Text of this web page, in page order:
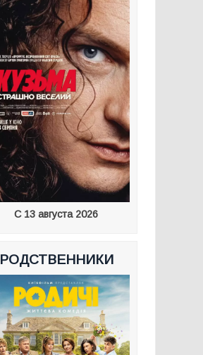
С 13 августа 2026
РОДСТВЕННИКИ